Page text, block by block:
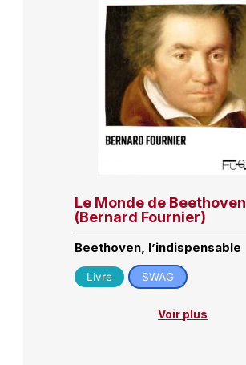
Le Monde de Beethoven
(Bernard Fournier)
Beethoven, l’indispensable
Livre SWAG
Voir plus